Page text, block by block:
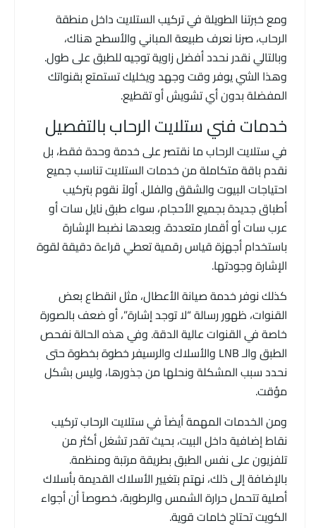
ومع خبرتنا الطويلة في تركيب الستلايت داخل منطقة
الرحاب، صرنا نعرف طبيعة المباني والأسطح هناك،
وبالتالي نقدر نحدد أفضل زاوية توجيه للطبق على طول.
وهذا الشي يوفر وقت وجهد ويخليك تستمتع بقنواتك
المفضلة بدون أي تشويش أو تقطيع.
خدمات فني ستلايت الرحاب بالتفصيل
في ستلايت الرحاب ما نقتصر على خدمة وحدة فقط، بل
نقدم باقة متكاملة من خدمات الستلايت تناسب جميع
احتياجات البيوت والشقق والفلل. أولاً نقوم بتركيب
أطباق جديدة بجميع الأحجام، سواء طبق نايل سات أو
عرب سات أو أقمار متعددة. وبعدها نضبط الإشارة
باستخدام أجهزة قياس رقمية تعطي قراءة دقيقة لقوة
الإشارة وجودتها.
كذلك نوفر خدمة صيانة الأعطال، مثل انقطاع بعض
القنوات، ظهور رسالة “لا توجد إشارة”، أو ضعف بالصورة
خاصة في القنوات عالية الدقة. وفي هذه الحالة نفحص
الطبق والـ LNB والأسلاك والرسيفر خطوة بخطوة حتى
نحدد سبب المشكلة ونحلها من جذورها، وليس بشكل
مؤقت.
ومن الخدمات المهمة أيضاً في ستلايت الرحاب تركيب
نقاط إضافية داخل البيت، بحيث تقدر تشغل أكثر من
تلفزيون على نفس الطبق بطريقة مرتبة ومنظمة.
بالإضافة إلى ذلك، نهتم بتغيير الأسلاك القديمة بأسلاك
أصلية تتحمل حرارة الشمس والرطوبة، خصوصاً أن أجواء
الكويت تحتاج خامات قوية.